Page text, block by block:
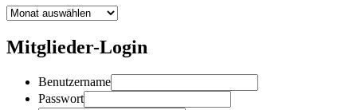
News-
Mitglieder-Login
Benutzername
Passwort